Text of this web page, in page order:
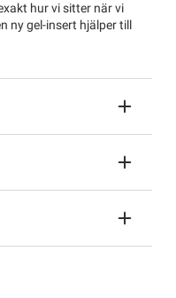
hur vi sitter när vi
ny gel-insert hjälper till